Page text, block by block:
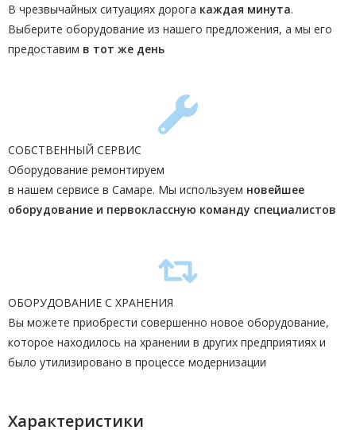
В чрезвычайных ситуациях дорога каждая минута.
Выберите оборудование из нашего предложения, а мы его
предоставим в тот же день
СОБСТВЕННЫЙ СЕРВИС
Оборудование ремонтируем
в нашем сервисе в Самаре. Мы используем новейшее
оборудование и первоклассную команду специалистов
ОБОРУДОВАНИЕ С ХРАНЕНИЯ
Вы можете приобрести совершенно новое оборудование,
которое находилось на хранении в других предприятиях и
было утилизировано в процессе модернизации
Характеристики